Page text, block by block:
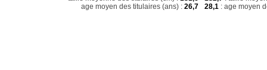
age moyen des titulaires (ans) : 26,7
28,1 : age moyen